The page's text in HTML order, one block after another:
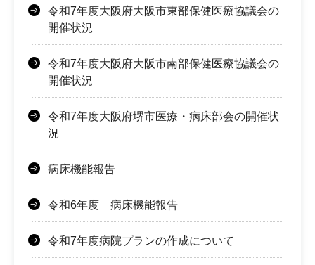
令和7年度大阪府大阪市東部保健医療協議会の
開催状況
令和7年度大阪府大阪市南部保健医療協議会の
開催状況
令和7年度大阪府堺市医療・病床部会の開催状
況
病床機能報告
令和6年度 病床機能報告
令和7年度病院プランの作成について